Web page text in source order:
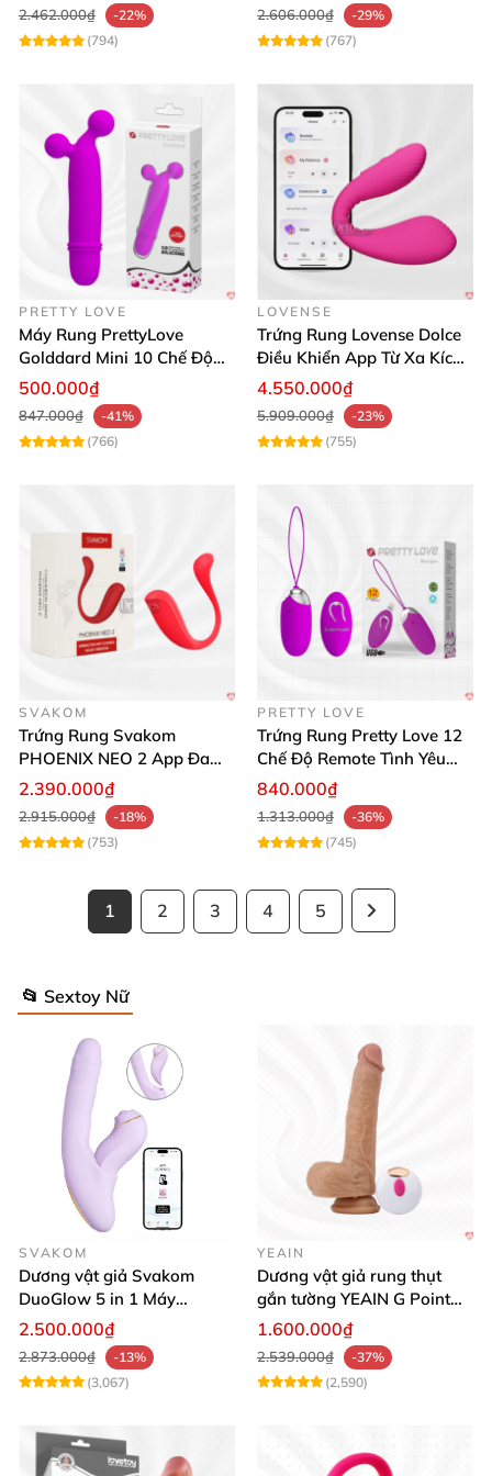
2.462.000₫
-22%
(794)
2.606.000₫
-29%
(767)
PRETTY LOVE
Máy Rung PrettyLove
Golddard Mini 10 Chế Độ
Kích Thích Cực Sướng
500.000₫
847.000₫
-41%
(766)
LOVENSE
Trứng Rung Lovense Dolce
Điều Khiển App Từ Xa Kích
Thích
4.550.000₫
5.909.000₫
-23%
(755)
SVAKOM
Trứng Rung Svakom
PHOENIX NEO 2 App Đa
Chức Năng Hấp Dẫn
2.390.000₫
2.915.000₫
-18%
(753)
PRETTY LOVE
Trứng Rung Pretty Love 12
Chế Độ Remote Tình Yêu
Kích Thích
840.000₫
1.313.000₫
-36%
(745)
1 2 3 4 5
📂 Sextoy Nữ
SVAKOM
Dương vật giả Svakom
DuoGlow 5 in 1 Máy
Massage Điểm G & Âm Vật
Điều Khiển App
2.500.000₫
2.873.000₫
-13%
(3,067)
YEAIN
Dương vật giả rung thụt
gắn tường YEAIN G Point
siêu thực điều khiển từ xa
1.600.000₫
2.539.000₫
-37%
(2,590)